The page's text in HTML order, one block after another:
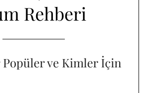
Rehberi
ve Kimler İçin